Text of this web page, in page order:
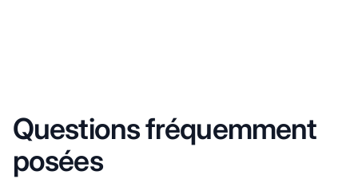
Questions fréquemment
posées